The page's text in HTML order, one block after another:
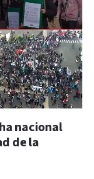
nacional
de la